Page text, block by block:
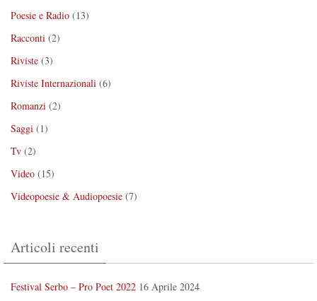
Poesie e Radio (13)
Racconti (2)
Riviste (3)
Riviste Internazionali (6)
Romanzi (2)
Saggi (1)
Tv (2)
Video (15)
Videopoesie & Audiopoesie (7)
Articoli recenti
Festival Serbo – Pro Poet 2022 16 Aprile 2024